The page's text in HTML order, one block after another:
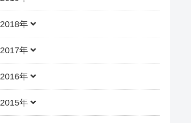
2018年
2017年
2016年
2015年